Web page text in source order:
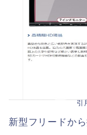
引
新型フリードか